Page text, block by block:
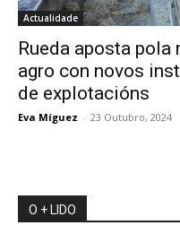
Actualidade
Rueda aposta pola
agro con novos
de explotacións
Eva Míguez - 23 Outubro, 2024
O + LIDO